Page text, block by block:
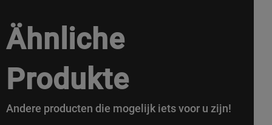
Ähnliche
Produkte
Andere producten die mogelijk iets voor u zijn!